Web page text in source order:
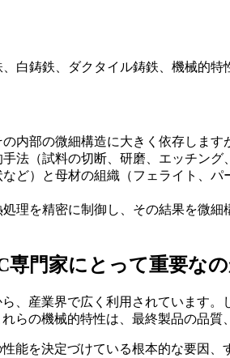
白鋳鉄、ダクタイル鋳鉄、機械的特
内部の微細構造に大きく依存しま
法（試料の切断、研磨、エッチン
ど）と母材の組織（フェライト、
理を精密に制御し、その結果を微
専門家にとって重要な
、産業界で広く利用されています
らの機械的特性は、最終製品の品質
能を決定づけている根本的な要因